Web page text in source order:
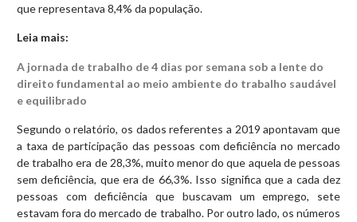
que representava 8,4% da população.
Leia mais:
A jornada de trabalho de 4 dias por semana sob a lente do
direito fundamental ao meio ambiente do trabalho saudável
e equilibrado
Segundo o relatório, os dados referentes a 2019 apontavam que
a taxa de participação das pessoas com deficiência no mercado
de trabalho era de 28,3%, muito menor do que aquela de pessoas
sem deficiência, que era de 66,3%. Isso significa que a cada dez
pessoas com deficiência que buscavam um emprego, sete
estavam fora do mercado de trabalho. Por outro lado, os números